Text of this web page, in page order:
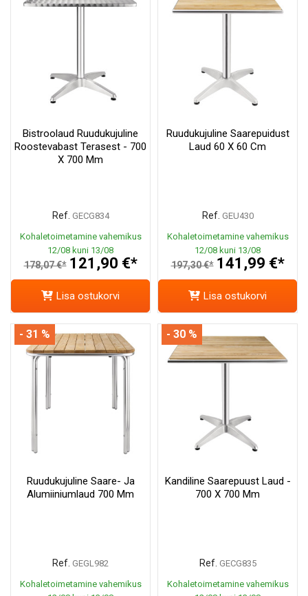
Bistroolaud Ruudukujuline
Roostevabast Terasest - 700
X 700 Mm
Ref. GECG834
Kohaletoimetamine vahemikus
12/08 kuni 13/08
178,07 €* 121,90 €*
Lisa ostukorvi
Ruudukujuline Saarepuidust
Laud 60 X 60 Cm
Ref. GEU430
Kohaletoimetamine vahemikus
12/08 kuni 13/08
197,30 €* 141,99 €*
Lisa ostukorvi
Ruudukujuline Saare- Ja
Alumiiniumlaud 700 Mm
Ref. GEGL982
Kohaletoimetamine vahemikus
- 31 %
Kandiline Saarepuust Laud -
700 X 700 Mm
Ref. GECG835
Kohaletoimetamine vahemikus
- 30 %